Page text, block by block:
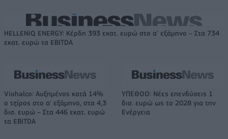
HELLENiQ ENERGY: Κέρδη 393 εκατ. ευρώ στο α' εξάμηνο – Στα 734
εκατ. ευρώ τα EBITDA
Viohalco: Αυξημένος κατά 14%
ο τζίρος στο α' εξάμηνο, στα 4,3
δισ. ευρώ – Στα 446 εκατ. ευρώ
τα EBITDA
ΥΠΕΘΟΟ: Νέες επενδύσεις 1
δισ. ευρώ ως το 2028 για την
Ενέργεια